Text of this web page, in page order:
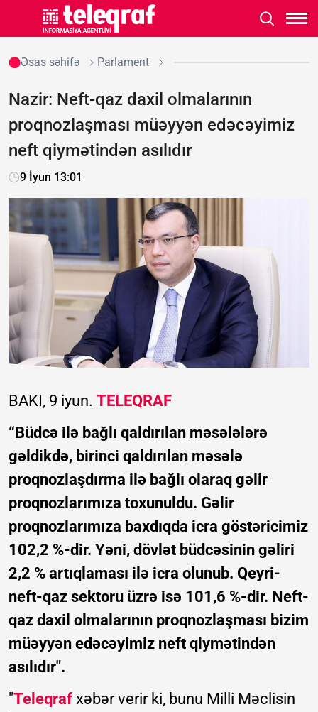
Əsas səhifə Parlament
Nazir: Neft-qaz daxil olmalarının
proqnozlaşması müəyyən edəcəyimiz
neft qiymətindən asılıdır
9 İyun 13:01
BAKI, 9 iyun. TELEQRAF
“Büdcə ilə bağlı qaldırılan məsələlərə
gəldikdə, birinci qaldırılan məsələ
proqnozlaşdırma ilə bağlı olaraq gəlir
proqnozlarımıza toxunuldu. Gəlir
proqnozlarımıza baxdıqda icra göstəricimiz
102,2 %-dir. Yəni, dövlət büdcəsinin gəliri
2,2 % artıqlaması ilə icra olunub. Qeyri-
neft-qaz sektoru üzrə isə 101,6 %-dir. Neft-
qaz daxil olmalarının proqnozlaşması bizim
müəyyən edəcəyimiz neft qiymətindən
asılıdır".
"Teleqraf xəbər verir ki, bunu Milli Məclisin